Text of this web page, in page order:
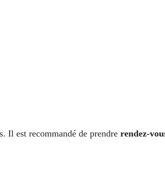
Il est recommandé de prendre rendez-